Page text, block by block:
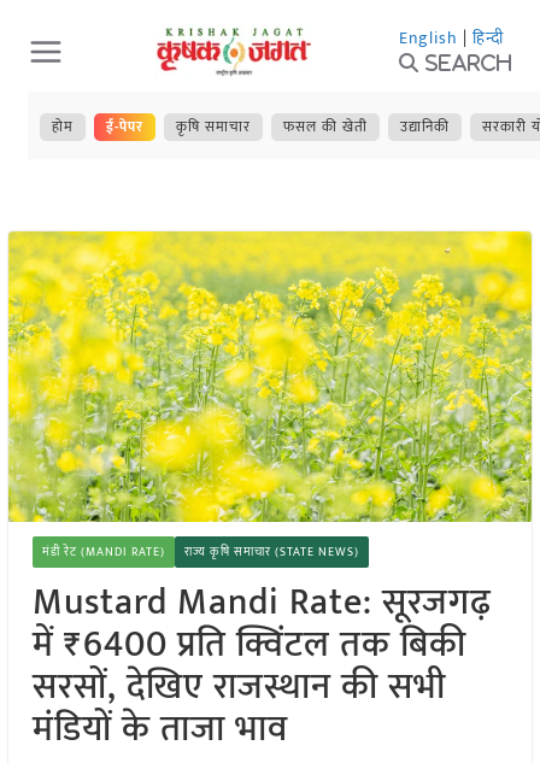
Skip
to
content
English | हिन्दी
Search
होम ई-पेपर कृषि समाचार फसल की खेती उद्यानिकी सरकारी
मंडी रेट (MANDI RATE) राज्य कृषि समाचार (STATE NEWS)
Mustard Mandi Rate: सूरजगढ़
में ₹6400 प्रति क्विंटल तक बिकी
सरसों, देखिए राजस्थान की सभी
मंडियों के ताजा भाव